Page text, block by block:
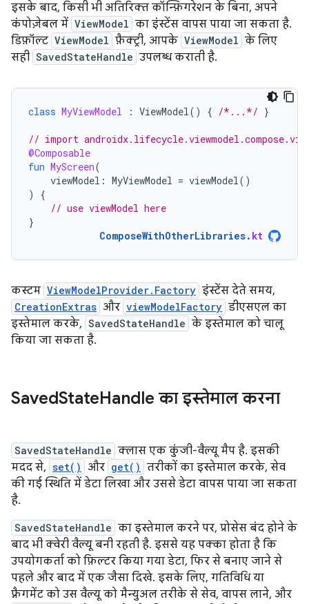
इसके बाद, किसी भी अतिरिक्त कॉन्फ़िगरेशन के बिना, अपने
कंपोज़ेबल में ViewModel का इंस्टेंस वापस पाया जा सकता है.
डिफ़ॉल्ट ViewModel फ़ैक्ट्री, आपके ViewModel के लिए
सही SavedStateHandle उपलब्ध कराती है.
class MyViewModel : ViewModel() { /*...*/ }
// import
@Composable
fun MyScreen(
viewModel : MyViewModel = viewModel()
)
{
// use viewModel here
}
ComposeWithOtherLibraries. kt
कस्टम ViewModelProvider.Factory इंस्टेंस देते समय,
CreationExtras और viewModelFactory डीएसएल का
इस्तेमाल करके, SavedStateHandle के इस्तेमाल को चालू
किया जा सकता है.
SavedStateHandle का इस्तेमाल करना
SavedStateHandle क्लास एक कुंजी-वैल्यू मैप है. इसकी
मदद से, set() और get() तरीकों का इस्तेमाल करके, सेव
की गई स्थिति में डेटा लिखा और उससे डेटा वापस पाया जा सकता
है.
SavedStateHandle का इस्तेमाल करने पर, प्रोसेस बंद होने के
बाद भी क्वेरी वैल्यू बनी रहती है. इससे यह पक्का होता है कि
उपयोगकर्ता को फ़िल्टर किया गया डेटा, फिर से बनाए जाने से
पहले और बाद में एक जैसा दिखे. इसके लिए, गतिविधि या
फ़्रैगमेंट को उस वैल्यू को मैन्युअल तरीके से सेव, वापस लाने, और